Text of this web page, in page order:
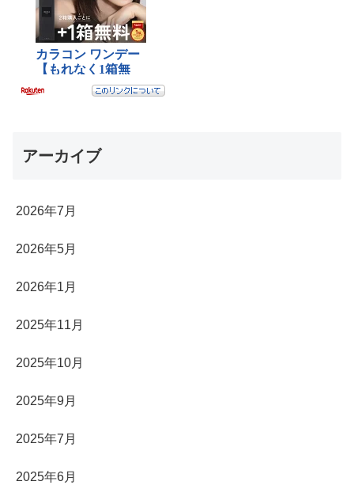
アーカイブ
2026年7月
2026年5月
2026年1月
2025年11月
2025年10月
2025年9月
2025年7月
2025年6月